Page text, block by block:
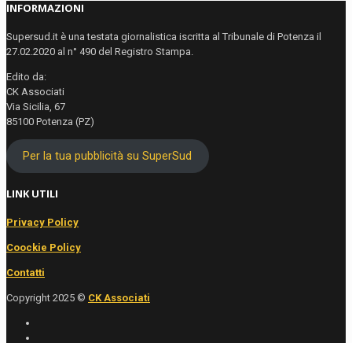
INFORMAZIONI
Supersud.it è una testata giornalistica iscritta al Tribunale di Potenza il
27.02.2020 al n° 490 del Registro Stampa.
Edito da:
CK Associati
Via Sicilia, 67
85100 Potenza (PZ)
Per la tua pubblicità su SuperSud
LINK UTILI
Privacy Policy
Coockie Policy
Contatti
Copyright 2025 © CK Associati